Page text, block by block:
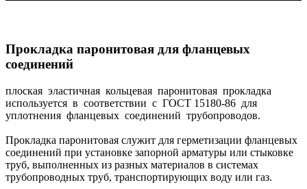
Прокладка паронитовая для фланцевых
соединений
плоская эластичная кольцевая паронитовая прокладка
используется в соответствии с ГОСТ 15180-86 для
уплотнения фланцевых соединений трубопроводов.
Прокладка паронитовая служит для герметизации фланцевых
соединений при установке запорной арматуры или стыковке
труб, выполненных из разных материалов в системах
трубопроводных труб, транспортирующих воду или газ.